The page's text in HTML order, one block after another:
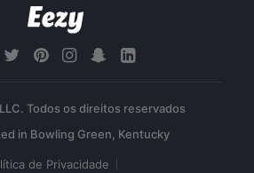
Todos os direitos reservados
de Privacidade